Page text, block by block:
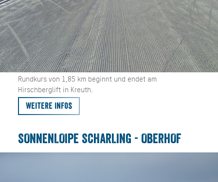
Rundkurs von 1,85 km beginnt und endet am
Hirschberglift in Kreuth.
Weitere Infos
SONNENLOIPE SCHARLING - OBERHOF